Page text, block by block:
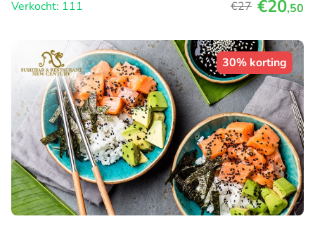
Verkocht: 111 €27 €20,50
30% korting